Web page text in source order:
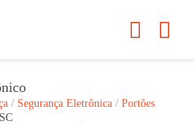
/ Segurança Eletrônica / Portões